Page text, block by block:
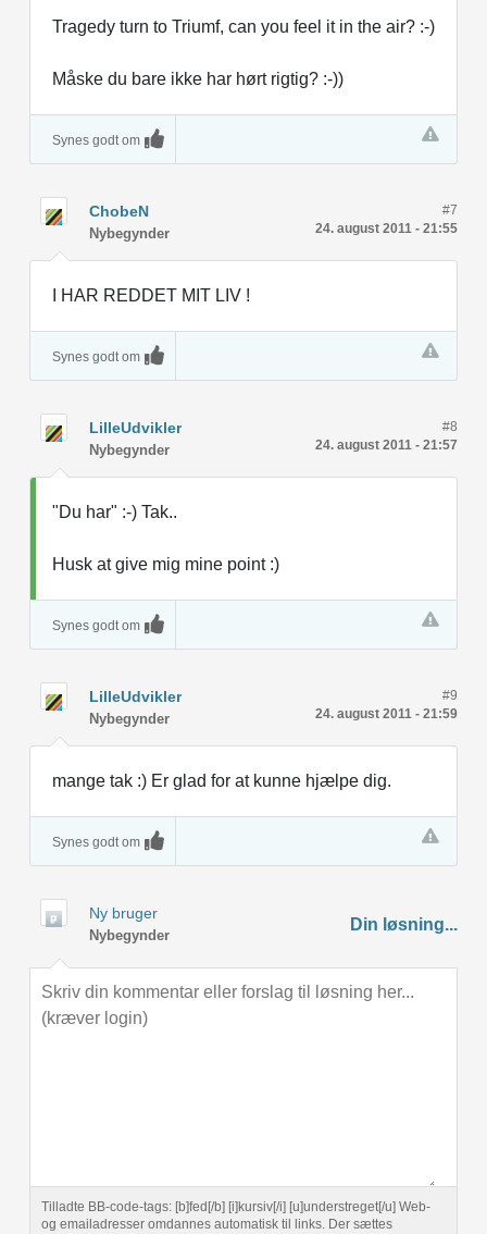
Tragedy turn to Triumf, can you feel it in the air? :-)
Måske du bare ikke har hørt rigtig? :-))
Synes godt om
ChobeN
Nybegynder 24. august 2011 - 21:55
#7
I HAR REDDET MIT LIV !
Synes godt om
LilleUdvikler
Nybegynder 24. august 2011 - 21:57
#8
"Du har" :-) Tak..
Husk at give mig mine point :)
Synes godt om
LilleUdvikler
Nybegynder 24. august 2011 - 21:59
#9
mange tak :) Er glad for at kunne hjælpe dig.
Synes godt om
Ny bruger
Nybegynder
Din løsning...
Tilladte BB-code-tags: [b]fed[/b] [i]kursiv[/i] [u]understreget[/u] Web-
og emailadresser omdannes automatisk til links. Der sættes